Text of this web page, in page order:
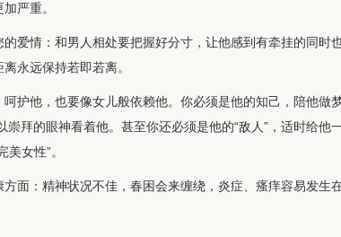
严重。
爱情：和男人相处要把握好分寸，让他感到有牵挂的同时
永远保持若即若离。
护他，也要像女儿般依赖他。你必须是他的知己，陪他做
拜的眼神看着他。甚至你还必须是他的“敌人”，适时给他
女性”。
面：精神状况不佳，春困会来缠绕，炎症、瘙痒容易发生